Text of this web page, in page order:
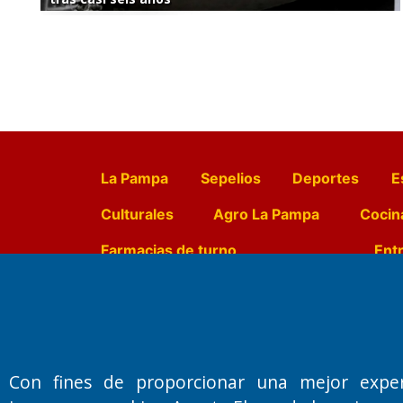
La Pampa Sepelios Deportes
Culturales
Agro La Pampa
Farmacias de turno
Primera edición: Domingo 3 de
Miembro de ADIRA,ADEPA y CPPAL
Con fines de proporcionar una mejor